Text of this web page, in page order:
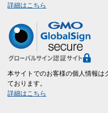
詳細はこちら
本サイトでのお客様の個人情報は
ております。
詳細はこちら